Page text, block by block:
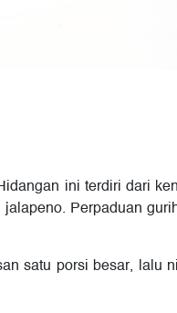
ini terdiri dari
Perpaduan
satu porsi besar, lalu